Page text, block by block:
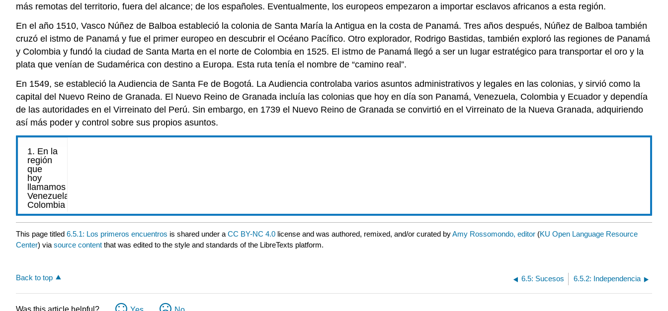
más remotas del territorio, fuera del alcance; de los españoles. Eventualmente, los europeos empezaron a importar esclavos africanos a esta región.
En el año 1510, Vasco Núñez de Balboa estableció la colonia de Santa María la Antigua en la costa de Panamá. Tres años después, Núñez de Balboa también
cruzó el istmo de Panamá y fue el primer europeo en descubrir el Océano Pacífico. Otro explorador, Rodrigo Bastidas, también exploró las regiones de Panamá
y Colombia y fundó la ciudad de Santa Marta en el norte de Colombia en 1525. El istmo de Panamá llegó a ser un lugar estratégico para transportar el oro y la
plata que venían de Sudamérica con destino a Europa. Esta ruta tenía el nombre de “camino real”.
En 1549, se estableció la Audiencia de Santa Fe de Bogotá. La Audiencia controlaba varios asuntos administrativos y legales en las colonias, y sirvió como la
capital del Nuevo Reino de Granada. El Nuevo Reino de Granada incluía las colonias que hoy en día son Panamá, Venezuela, Colombia y Ecuador y dependía
de las autoridades en el Virreinato del Perú. Sin embargo, en 1739 el Nuevo Reino de Granada se convirtió en el Virreinato de la Nueva Granada, adquiriendo
así más poder y control sobre sus propios asuntos.
This page titled 6.5.1: Los primeros encuentros is shared under a CC BY-NC 4.0 license and was authored, remixed, and/or curated byAmy Rossomondo, editor (KU Open Language Resource
Center) via source content that was edited to the style and standards of the LibreTexts platform.
Back to top 6.5: Sucesos 6.5.2: Independencia